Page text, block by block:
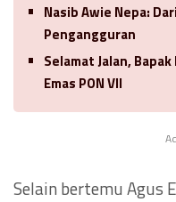
Nasib Awie Nepa:
Pengangguran
Selamat Jalan,
Emas PON VII
Selain bertemu Agus